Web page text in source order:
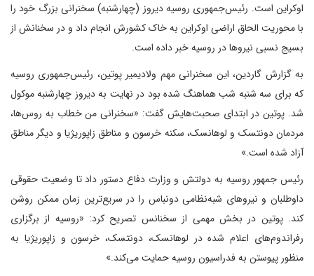
اوکراین است. رئیس‌جمهوری روسیه دیروز (چهارشنبه) سخنرانی بزرگ خود را
با محوریت الحاق اراضی اوکراین به خاک کشورش انجام داد و در سخنانش از
بسیج نسبی نیروها در روسیه خبر داده است.
به گزارش گاردین، این سخنرانی مهم ولادیمیر پوتین، رئیس‌جمهوری روسیه
که برای سه شنبه شب هماهنگ شده بود در نهایت به دیروز چهارشنبه موکول
شد. پوتین در ابتدای صحبت‌هایش گفت: «سخنرانی من خطاب به روس‌ها،
مردمان دونتسک و لوهانسک، سکنه خرسون و مناطق زاپوریژیا و دیگر مناطق
آزاد شده است.»
رئیس جمهور روسیه به دولتش و وزارت دفاع دستور داد تا وضعیت حقوقی
داوطلبان و نیروهای شبه‌نظامی دونباس را در سریع‌ترین زمان ممکن روشن
کند. پوتین در بخش مهمی از سخنانس تصریح کرد: «روسیه از برگزاری
رفراندوم‌های اعلام شده در لوهانسک، دونتسک، خرسون و زاپوریژیا به
منظور پیوستن به فدراسیون روسیه حمایت می‌کند.»